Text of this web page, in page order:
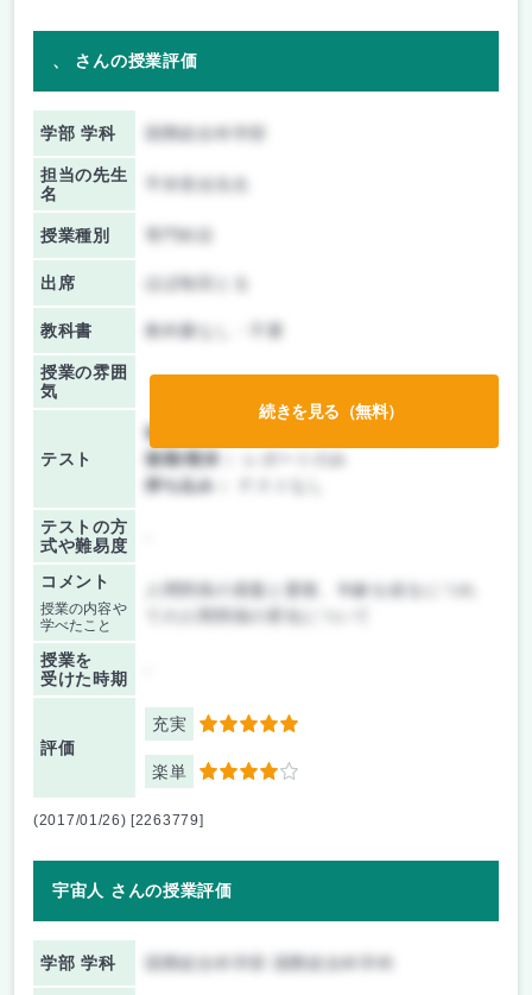
、 さんの授業評価
学部 学科 国際総合科学部
担当の先生
名
授業種別
出席 ほぼ毎回とる
教科書 教科書なし・不要
授業の雰囲
気
テスト
前期/中間：
後期/期末：
持ち込み：
テストの方
式や難易度
コメント
授業の内容や
学べたこと
人間関係の基盤と愛着、年齢を経るにつれ
授業を
受けた時期
評価
充実 5
楽単 4
続きを見る（無料）
(2017/01/26) [2263779]
宇宙人 さんの授業評価
学部 学科 国際総合科学部 国際総合科学科